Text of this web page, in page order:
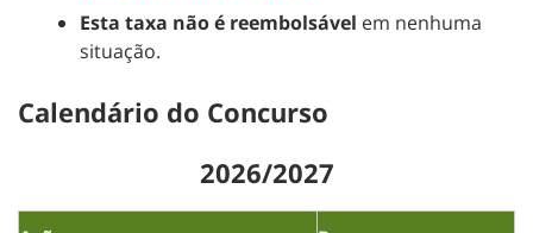
Esta taxa não é reembolsável em nenhuma
situação.
Calendário do Concurso
2026/2027